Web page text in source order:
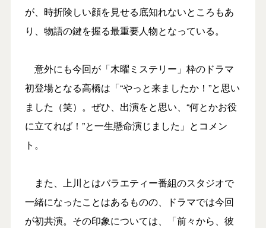
が、時折険しい顔を見せる底知れないところもあ
り、物語の鍵を握る最重要人物となっている。
意外にも今回が「木曜ミステリー」枠のドラマ
初登場となる高橋は「“やっと来ましたか！”と思い
ました（笑）。ぜひ、出演をと思い、“何とかお役
に立てれば！”と一生懸命演じました」とコメン
ト。
また、上川とはバラエティー番組のスタジオで
一緒になったことはあるものの、ドラマでは今回
が初共演。その印象については、「前々から、彼